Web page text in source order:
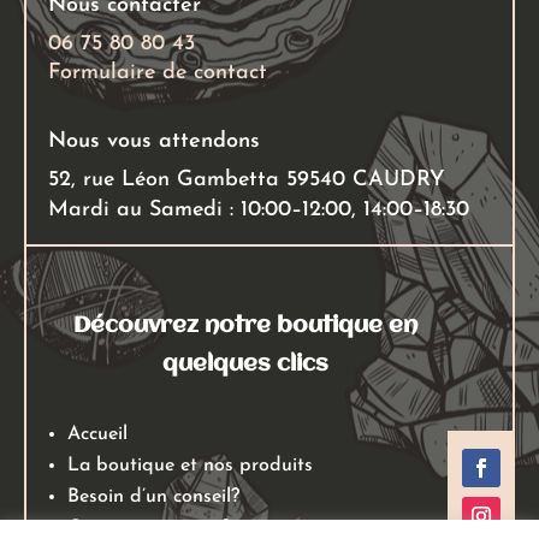
Nous contacter
06 75 80 80 43
Formulaire de contact
Nous vous attendons
52, rue Léon Gambetta 59540 CAUDRY
Mardi au Samedi : 10:00–12:00, 14:00–18:30
Découvrez notre boutique en
quelques clics
Accueil
La boutique et nos produits
Besoin d’un conseil?